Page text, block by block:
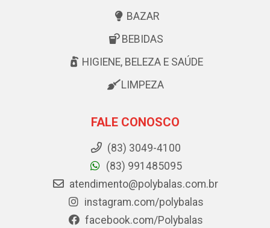
BAZAR
BEBIDAS
HIGIENE, BELEZA E SAÚDE
LIMPEZA
FALE CONOSCO
(83) 3049-4100
(83) 991485095
atendimento@polybalas.com.br
instagram.com/polybalas
facebook.com/Polybalas